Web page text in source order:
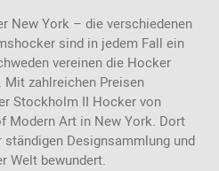
New York – die verschiedenen
sind in jedem Fall ein
vereinen die Hocker
Mit zahlreichen Preisen
Stockholm II Hocker von
Modern Art in New York. Dort
Designsammlung und
Welt bewundert.